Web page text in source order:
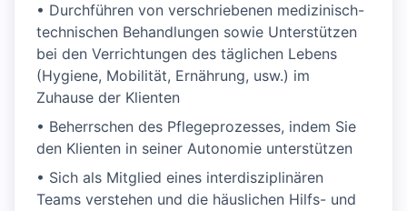
• Durchführen von verschriebenen medizinisch-
technischen Behandlungen sowie Unterstützen
bei den Verrichtungen des täglichen Lebens
(Hygiene, Mobilität, Ernährung, usw.) im
Zuhause der Klienten
• Beherrschen des Pflegeprozesses, indem Sie
den Klienten in seiner Autonomie unterstützen
• Sich als Mitglied eines interdisziplinären
Teams verstehen und die häuslichen Hilfs- und